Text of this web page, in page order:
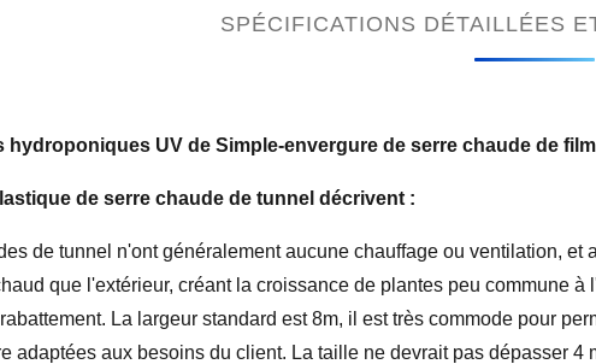
SPÉCIFICATIONS DÉTAILLÉES
hydroponiques UV de Simple-envergure de serre chaude de
de serre chaude de tunnel décrivent :
de tunnel n'ont généralement aucune chauffage ou ventilation,
que l'extérieur, créant la croissance de plantes peu commune
La largeur standard est 8m, il est très commode pour
adaptées aux besoins du client. La taille ne devrait pas dépasser 4